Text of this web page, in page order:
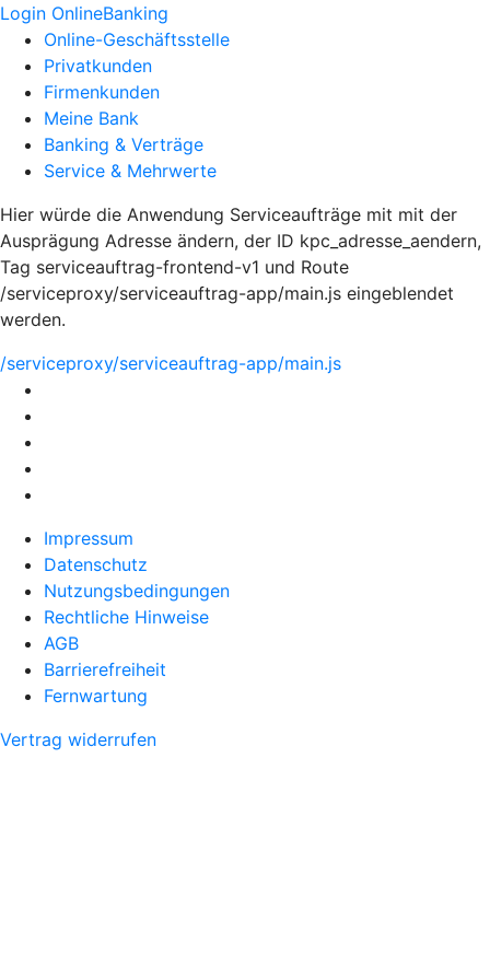
Login OnlineBanking
Online-Geschäftsstelle
Privatkunden
Firmenkunden
Meine Bank
Banking & Verträge
Service & Mehrwerte
Hier würde die Anwendung Serviceaufträge mit mit der
Ausprägung Adresse ändern, der ID kpc_adresse_aendern,
Tag serviceauftrag-frontend-v1 und Route
/serviceproxy/serviceauftrag-app/main.js eingeblendet
werden.
/serviceproxy/serviceauftrag-app/main.js
Impressum
Datenschutz
Nutzungsbedingungen
Rechtliche Hinweise
AGB
Barrierefreiheit
Fernwartung
Vertrag widerrufen